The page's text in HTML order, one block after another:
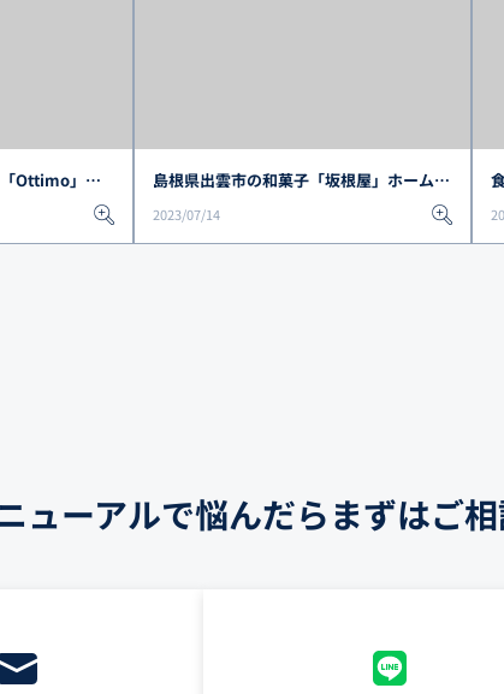
茨城県水戸市のイタリアン「Ottimo」ホームページ制作で反響＆集客効果を上げたお客様の声を紹介 島根県出雲市の和菓子「坂根屋」ホームページ制作で反響＆集客効果を上げたお客様の声を紹介
2023/07/14
ューアルで悩んだらまずはご